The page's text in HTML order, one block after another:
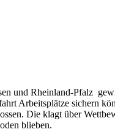
und Rheinland-Pfalz
Arbeitsplätze sichern
Die klagt über
blieben.